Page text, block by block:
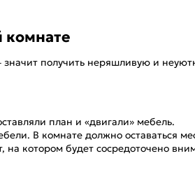
комнате
значит получить неряшливую и
план и «двигали» мебель.
В комнате должно оставаться
на котором будет сосредоточено